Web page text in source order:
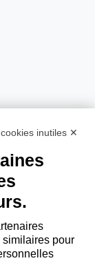
inutiles ✕
pour